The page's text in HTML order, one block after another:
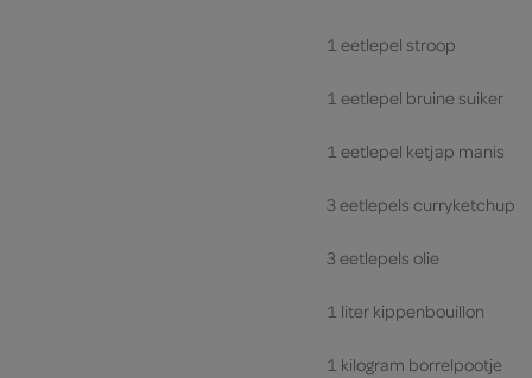
1 eetlepel stroop
1 eetlepel bruine suiker
1 eetlepel ketjap manis
3 eetlepels curryketchup
3 eetlepels olie
1 liter kippenbouillon
1 kilogram borrelpootje